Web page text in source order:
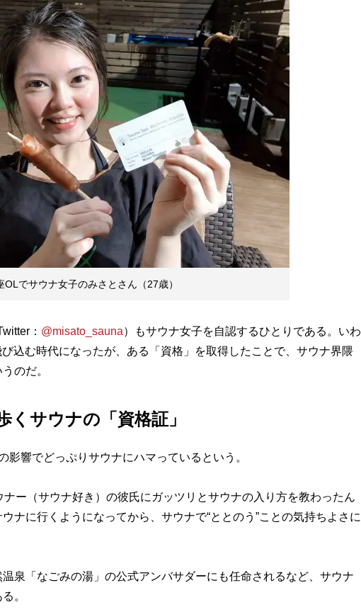
でサウナ女子のみさとさん（27歳）
： @misato_sauna）もサウナ女子を自認するひとりである。いわ
び込む時代になったが、ある「資格」を取得したことで、サウナ界隈
のだ。
くサウナの「資格証」
響でどっぷりサウナにハマっているという。
ナー（サウナ好き）の彼氏にガッツリとサウナの入り方を教わったん
ナに行くようになってから、サウナで“ととのう”ことの気持ちよさに
泉「なごみの湯」の公式アンバサダーにも任命されるなど、サウナ
。